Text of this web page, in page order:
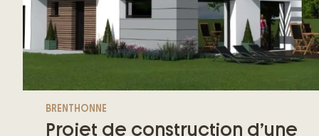
BRENTHONNE
Projet de construction d’une